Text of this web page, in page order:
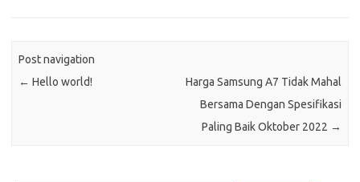
Post navigation
← Hello world!
Harga Samsung A7 Tidak Mahal
Bersama Dengan Spesifikasi
Paling Baik Oktober 2022 →